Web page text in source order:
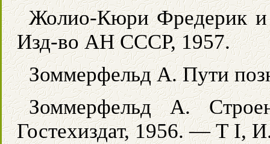
Жолио-Кюри Фредерик
Изд-во АН СССР, 1957.
Зоммерфельд А. Пути
Зоммерфельд А.
Гостехиздат, 1956. — Т I,